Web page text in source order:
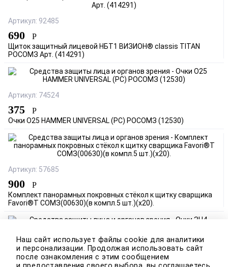
Артикул: 92485
690 Р
Щиток защитный лицевой НБТ1 ВИЗИОН® classis TITAN
РОСОМЗ Арт. (414291)
Артикул: 74524
375 Р
Очки О25 HAMMER UNIVERSAL (PC) РОСОМЗ (12530)
Артикул: 57685
900 Р
Комплект панорамных покровных стёкол к щитку сварщика
Favori®T СОМЗ(00630)(в компл.5 шт.)(х20).
Артикул: 68028
308 Р
Наш сайт использует файлы cookie для аналитики
и персонализации. Продолжая использовать сайт
после ознакомления с этим сообщением